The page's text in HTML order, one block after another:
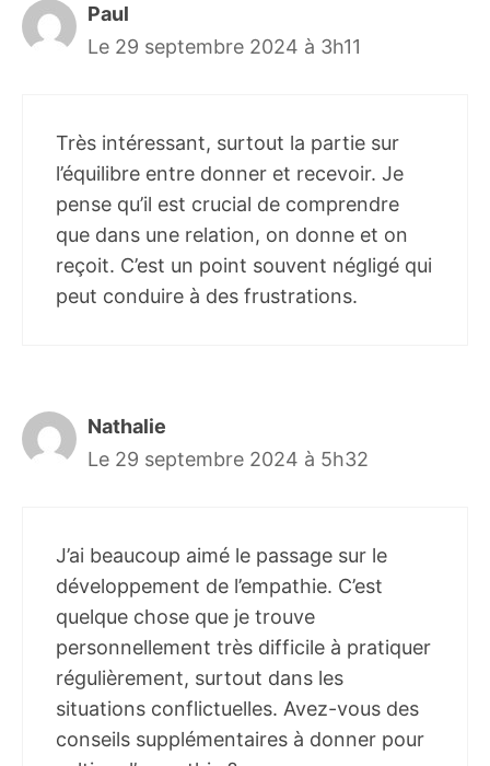
Paul
Le 29 septembre 2024 à 3h11
Très intéressant, surtout la partie sur
l’équilibre entre donner et recevoir. Je
pense qu’il est crucial de comprendre
que dans une relation, on donne et on
reçoit. C’est un point souvent négligé qui
peut conduire à des frustrations.
Nathalie
Le 29 septembre 2024 à 5h32
J’ai beaucoup aimé le passage sur le
développement de l’empathie. C’est
quelque chose que je trouve
personnellement très difficile à pratiquer
régulièrement, surtout dans les
situations conflictuelles. Avez-vous des
conseils supplémentaires à donner pour